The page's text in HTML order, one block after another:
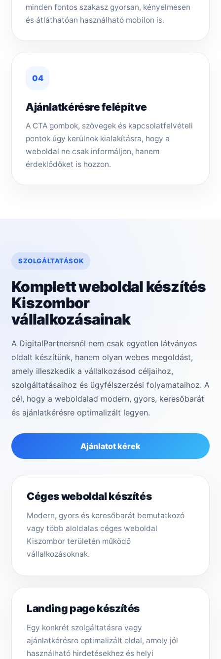
minden fontos szakasz gyorsan, kényelmesen
és átláthatóan használható mobilon is.
04
Ajánlatkérésre felépítve
A CTA gombok, szövegek és kapcsolatfelvételi
pontok úgy kerülnek kialakításra, hogy a
weboldal ne csak informáljon, hanem
érdeklődőket is hozzon.
SZOLGÁLTATÁSOK
Komplett weboldal készítés
Kiszombor
vállalkozásainak
A DigitalPartnersnél nem csak egyetlen látványos
oldalt készítünk, hanem olyan webes megoldást,
amely illeszkedik a vállalkozásod céljaihoz,
szolgáltatásaihoz és ügyfélszerzési folyamataihoz. A
cél, hogy a weboldalad modern, gyors, keresőbarát
és ajánlatkérésre optimalizált legyen.
Ajánlatot kérek
Céges weboldal készítés
Modern, gyors és keresőbarát bemutatkozó
vagy több aloldalas céges weboldal
Kiszombor területén működő
vállalkozásoknak.
Landing page készítés
Egy konkrét szolgáltatásra vagy
ajánlatkérésre optimalizált oldal, amely jól
használható hirdetésekhez és helyi